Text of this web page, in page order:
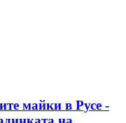
майки в Русе -